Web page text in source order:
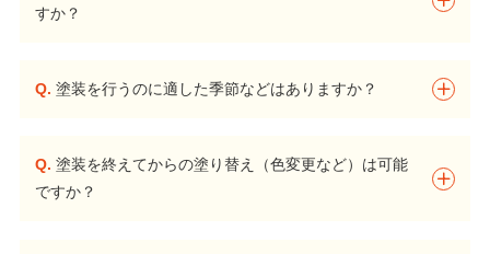
すか？
Q. 塗装を行うのに適した季節などはありますか？
Q. 塗装を終えてからの塗り替え（色変更など）は可能
ですか？